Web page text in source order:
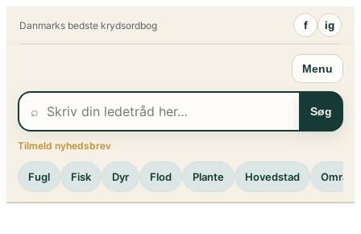
Danmarks bedste krydsordbog f ig
Menu
⌕ Søg
Tilmeld nyhedsbrev
Fugl Fisk Dyr Flod Plante Hovedstad Område